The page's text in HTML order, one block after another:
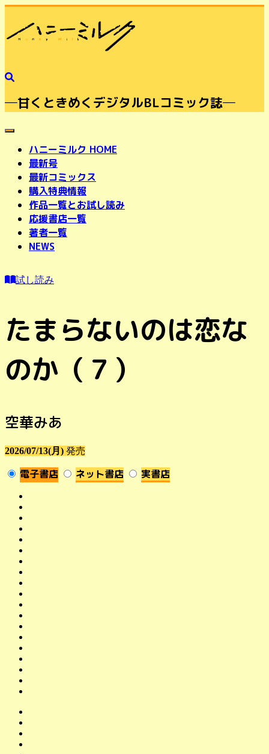
─甘くときめくデジタルBLコミック誌─
toggle navigation
ハニーミルク HOME
最新号
最新コミックス
購入特典情報
作品一覧とお試し読み
応援書店一覧
著者一覧
NEWS
試し読み
たまらないのは恋な
のか（７）
空華みあ
2026/07/13(月) 発売
電子書店 ネット書店 実書店